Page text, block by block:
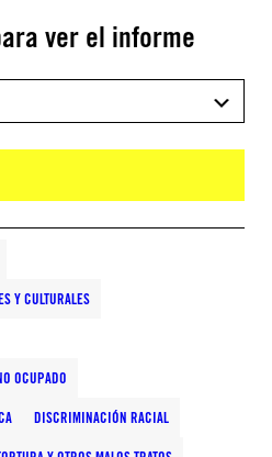
ver el informe
Y CULTURALES
OCUPADO
DISCRIMINACIÓN RACIAL